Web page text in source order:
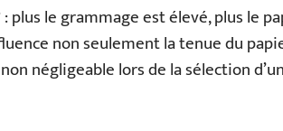
: plus le grammage est élevé, plus le
non seulement la tenue du
négligeable lors de la sélection